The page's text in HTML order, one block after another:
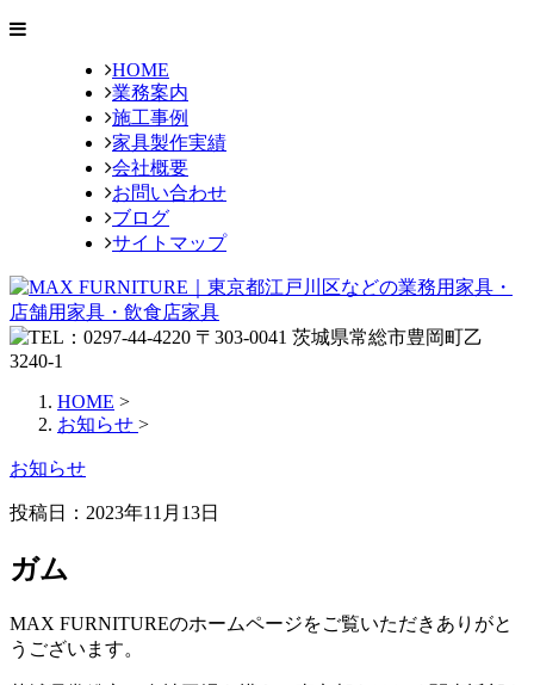
HOME
業務案内
施工事例
家具製作実績
会社概要
お問い合わせ
ブログ
サイトマップ
HOME >
お知らせ >
お知らせ
投稿日： 2023年11月13日
ガム
MAX FURNITUREのホームページをご覧いただきありがと
うございます。